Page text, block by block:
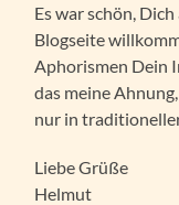
Es war schön,
Blogseite
Aphorismen Dein
das meine
nur in
Liebe Grüße
Helmut